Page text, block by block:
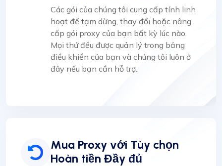
Các gói của chúng tôi cung cấp tính linh
hoạt để tạm dừng, thay đổi hoặc nâng
cấp gói proxy của bạn bất kỳ lúc nào.
Mọi thứ đều được quản lý trong bảng
điều khiển của bạn và chúng tôi luôn ở
đây nếu bạn cần hỗ trợ.
Mua Proxy với Tùy chọn
Hoàn tiền Đầy đủ